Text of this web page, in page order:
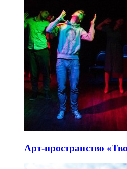
Арт-пространство